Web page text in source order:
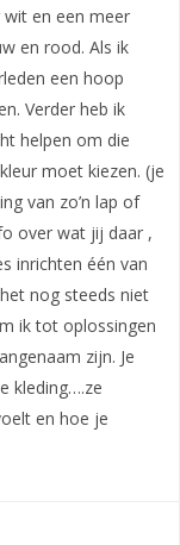
en een meer
en rood. Als ik
een hoop
Verder heb ik
helpen om die
moet kiezen. (je
van zo’n lap of
over wat jij daar ,
inrichten één van
nog steeds niet
ik tot oplossingen
zijn. Je
kleding….ze
en hoe je